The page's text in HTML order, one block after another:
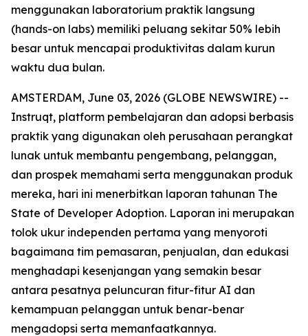
menggunakan laboratorium praktik langsung
(hands-on labs) memiliki peluang sekitar 50% lebih
besar untuk mencapai produktivitas dalam kurun
waktu dua bulan.
AMSTERDAM, June 03, 2026 (GLOBE NEWSWIRE) --
Instruqt, platform pembelajaran dan adopsi berbasis
praktik yang digunakan oleh perusahaan perangkat
lunak untuk membantu pengembang, pelanggan,
dan prospek memahami serta menggunakan produk
mereka, hari ini menerbitkan laporan tahunan The
State of Developer Adoption. Laporan ini merupakan
tolok ukur independen pertama yang menyoroti
bagaimana tim pemasaran, penjualan, dan edukasi
menghadapi kesenjangan yang semakin besar
antara pesatnya peluncuran fitur-fitur AI dan
kemampuan pelanggan untuk benar-benar
mengadopsi serta memanfaatkannya.